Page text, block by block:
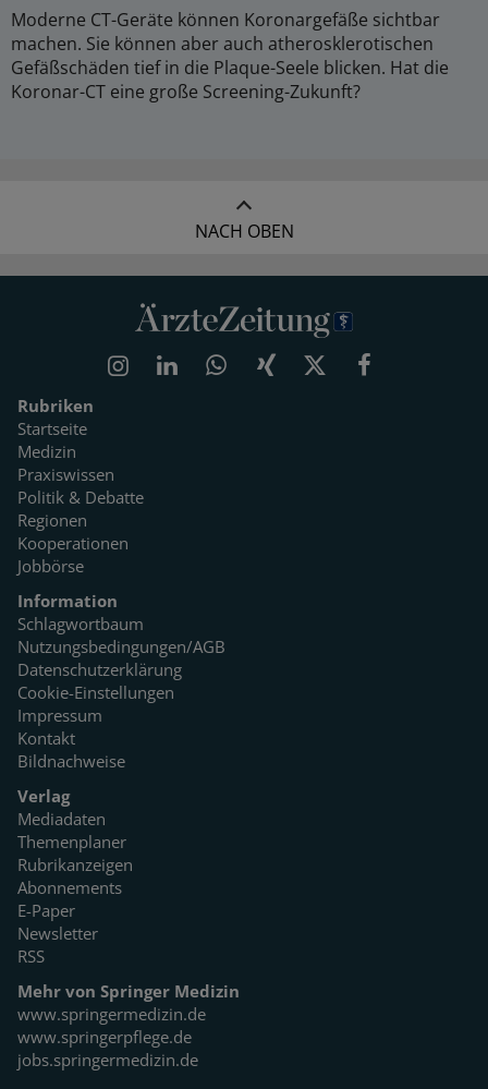
Moderne CT-Geräte können Koronargefäße sichtbar
machen. Sie können aber auch atherosklerotischen
Gefäßschäden tief in die Plaque-Seele blicken. Hat die
Koronar-CT eine große Screening-Zukunft?
NACH OBEN
Rubriken
Startseite
Medizin
Praxiswissen
Politik & Debatte
Regionen
Kooperationen
Jobbörse
Information
Schlagwortbaum
Nutzungsbedingungen/AGB
Datenschutzerklärung
Cookie-Einstellungen
Impressum
Kontakt
Bildnachweise
Verlag
Mediadaten
Themenplaner
Rubrikanzeigen
Abonnements
E-Paper
Newsletter
RSS
Mehr von Springer Medizin
www.springermedizin.de
www.springerpflege.de
jobs.springermedizin.de